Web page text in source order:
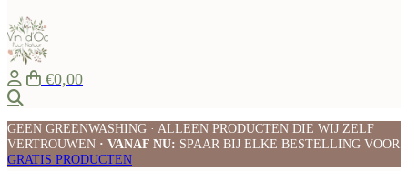
€0,00
GEEN GREENWASHING · ALLEEN PRODUCTEN DIE WIJ ZELF
VERTROUWEN · VANAF NU: SPAAR BIJ ELKE BESTELLING VOOR
GRATIS PRODUCTEN